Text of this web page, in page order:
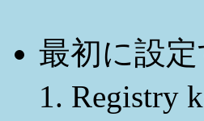
最初に設
Registry